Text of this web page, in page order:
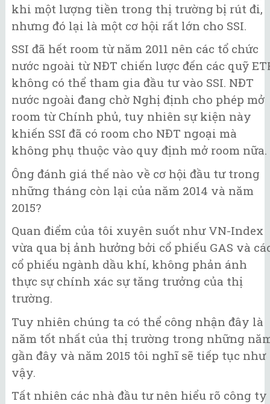
khi một lượng tiền trong thị trường bị rút đi,
nhưng đó lại là một cơ hội rất lớn cho SSI.
SSI đã hết room từ năm 2011 nên các tổ chức
nước ngoài từ NĐT chiến lược đến các quỹ
không có thể tham gia đầu tư vào SSI. NĐT
nước ngoài đang chờ Nghị định cho phép mở
room từ Chính phủ, tuy nhiên sự kiện này
khiến SSI đã có room cho NĐT ngoại mà
không phụ thuộc vào quy định mở room nữa.
Ông đánh giá thế nào về cơ hội đầu tư trong
những tháng còn lại của năm 2014 và năm
2015?
Quan điểm của tôi xuyên suốt như VN-Index
vừa qua bị ảnh hưởng bởi cổ phiếu GAS và
cổ phiếu ngành dầu khí, không phản ánh
thực sự chính xác sự tăng trưởng của thị
trường.
Tuy nhiên chúng ta có thể công nhận đây là
năm tốt nhất của thị trường trong những
gần đây và năm 2015 tôi nghĩ sẽ tiếp tục như
vậy.
Tất nhiên các nhà đầu tư nên hiểu rõ công ty